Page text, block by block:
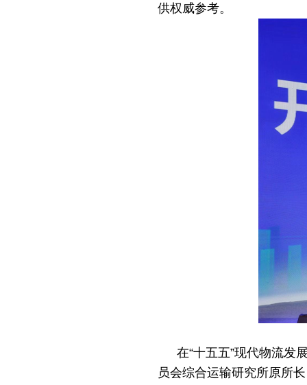
供权威参考。
在“十五五”现代物流发
员会综合运输研究所原所